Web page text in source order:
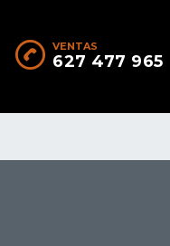
VENTAS
627 477 965